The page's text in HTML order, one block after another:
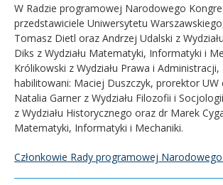
W Radzie programowej Narodowego
przedstawiciele Uniwersytetu
Tomasz Dietl oraz Andrzej Udalski z
Diks z Wydziału Matematyki, Informatyki i
Królikowski z Wydziału Prawa i
habilitowani: Maciej Duszczyk, prorektor UW
Natalia Garner z Wydziału Filozofii i
z Wydziału Historycznego oraz dr Marek
Matematyki, Informatyki i Mechaniki.
Członkowie Rady programowej